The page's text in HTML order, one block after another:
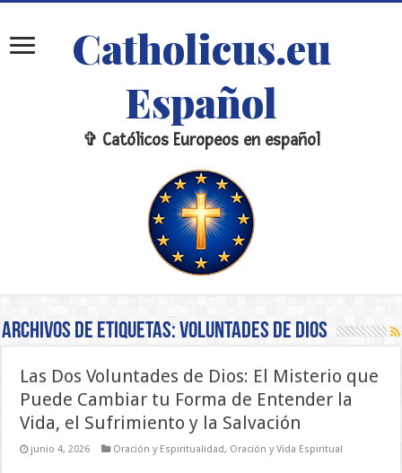
Catholicus.eu
Español
✞ Católicos Europeos en español
Archivos de etiquetas:Voluntades de Dios
Las Dos Voluntades de Dios: El Misterio que
Puede Cambiar tu Forma de Entender la
Vida, el Sufrimiento y la Salvación
junio 4, 2026 Oración y Espiritualidad, Oración y Vida Espiritual